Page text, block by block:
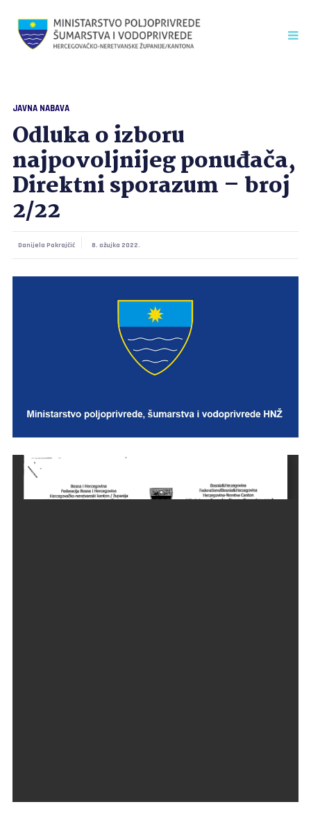
JAVNA NABAVA
Odluka o izboru
najpovoljnijeg ponuđača,
Direktni sporazum – broj
2/22
Danijela Pokrajčić 8. ožujka 2022.